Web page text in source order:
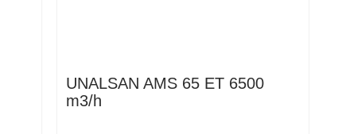
UNALSAN AMS 65 ET 6500
m3/h